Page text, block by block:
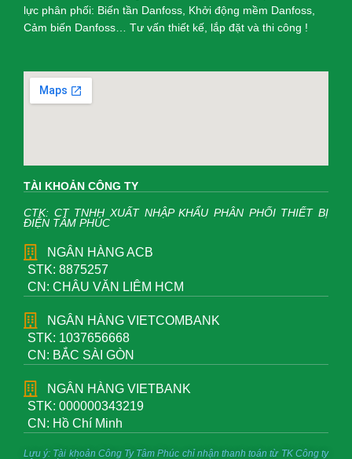
lực phân phối: Biến tần Danfoss, Khởi động mềm Danfoss,
Cảm biến Danfoss… Tư vấn thiết kế, lắp đặt và thi công !
TÀI KHOẢN CÔNG TY
CTK: CT TNHH XUẤT NHẬP KHẨU PHÂN PHỐI THIẾT BỊ
ĐIỆN TÂM PHÚC
NGÂN HÀNG ACB
STK: 8875257
CN: CHÂU VĂN LIÊM HCM
NGÂN HÀNG VIETCOMBANK
STK: 1037656668
CN: BẮC SÀI GÒN
NGÂN HÀNG VIETBANK
STK: 000000343219
CN: Hồ Chí Minh
Lưu ý: Tài khoản Công Ty Tâm Phúc chỉ nhận thanh toán từ TK Công ty